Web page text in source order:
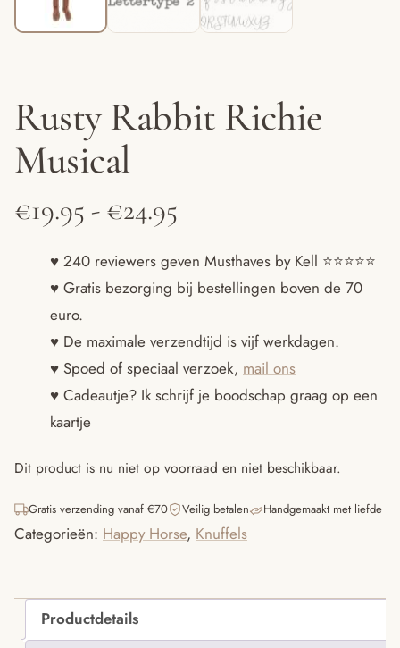
Rusty Rabbit Richie
Musical
€19.95 - €24.95
€19.95
tot
€24.95
♥ 240 reviewers geven Musthaves by Kell ⭐️⭐️⭐️⭐️⭐️
♥ Gratis bezorging bij bestellingen boven de 70
euro.
♥ De maximale verzendtijd is vijf werkdagen.
♥ Spoed of speciaal verzoek, mail ons
♥ Cadeautje? Ik schrijf je boodschap graag op een
kaartje
Dit product is nu niet op voorraad en niet beschikbaar.
Gratis verzending vanaf €70 Veilig betalen Handgemaakt met liefde
Categorieën: Happy Horse, Knuffels
Productdetails